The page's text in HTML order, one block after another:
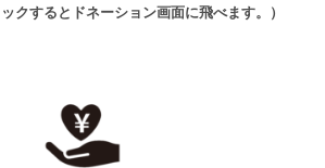
クするとドネーション画面に飛べます。）